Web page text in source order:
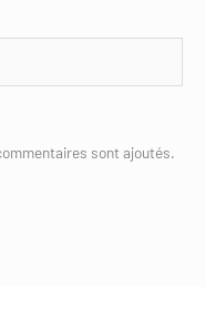
sont ajoutés.